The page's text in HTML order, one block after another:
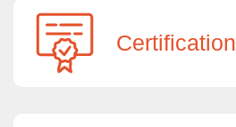
Certification